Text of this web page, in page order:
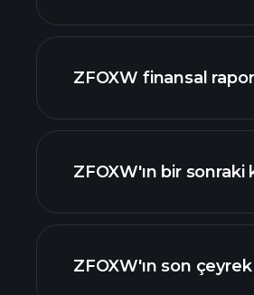
ZFOXW finansal
ZFOXW
ZFOXW'ın bir
ZFOXW'ın son